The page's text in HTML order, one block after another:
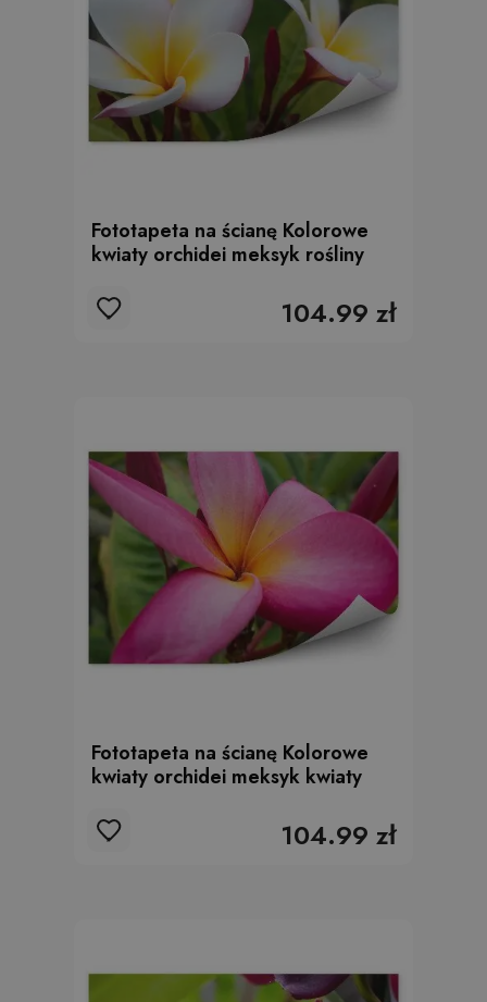
Fototapeta na ścianę Kolorowe
kwiaty orchidei meksyk rośliny
104.99 zł
Fototapeta na ścianę Kolorowe
kwiaty orchidei meksyk kwiaty
104.99 zł